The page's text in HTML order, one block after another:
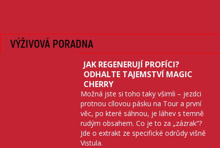
VÝŽIVOVÁ PORADNA
JAK REGENERUJÍ PROFÍCI?
ODHALTE TAJEMSTVÍ MAGIC
CHERRY
Možná jste si toho taky všimli – jezdci
protnou cílovou pásku na Tour a první
věc, po které sáhnou, je láhev s temně
rudým obsahem. Co je to za „zázrak“?
Jde o extrakt ze specifické odrůdy višně
Vistula.